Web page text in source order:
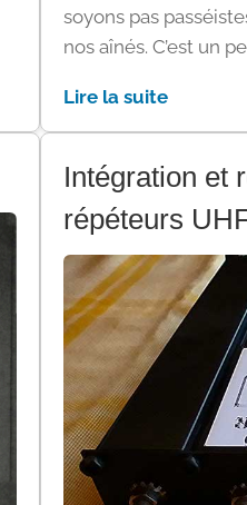
soyons pas
nos aînés. C’est un
Lire la suite
Intégration et
répéteurs